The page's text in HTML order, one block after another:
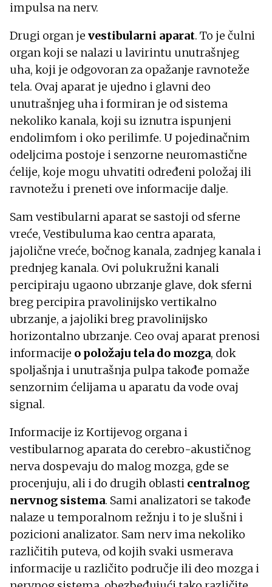
impulsa na nerv.
Drugi organ je vestibularni aparat. To je čulni
organ koji se nalazi u lavirintu unutrašnjeg
uha, koji je odgovoran za opažanje ravnoteže
tela. Ovaj aparat je ujedno i glavni deo
unutrašnjeg uha i formiran je od sistema
nekoliko kanala, koji su iznutra ispunjeni
endolimfom i oko perilimfe. U pojedinačnim
odeljcima postoje i senzorne neuromastične
ćelije, koje mogu uhvatiti određeni položaj ili
ravnotežu i preneti ove informacije dalje.
Sam vestibularni aparat se sastoji od sferne
vreće, Vestibuluma kao centra aparata,
jajolične vreće, bočnog kanala, zadnjeg kanala i
prednjeg kanala. Ovi polukružni kanali
percipiraju ugaono ubrzanje glave, dok sferni
breg percipira pravolinijsko vertikalno
ubrzanje, a jajoliki breg pravolinijsko
horizontalno ubrzanje. Ceo ovaj aparat prenosi
informacije o položaju tela do mozga, dok
spoljašnja i unutrašnja pulpa takođe pomaže
senzornim ćelijama u aparatu da vode ovaj
signal.
Informacije iz Kortijevog organa i
vestibularnog aparata do cerebro-akustičnog
nerva dospevaju do malog mozga, gde se
procenjuju, ali i do drugih oblasti centralnog
nervnog sistema. Sami analizatori se takođe
nalaze u temporalnom režnju i to je slušni i
pozicioni analizator. Sam nerv ima nekoliko
različitih puteva, od kojih svaki usmerava
informacije u različito područje ili deo mozga i